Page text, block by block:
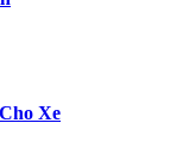
Xe